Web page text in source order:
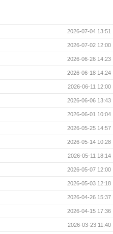
2026-07-04 13:51
2026-07-02 12:00
2026-06-26 14:23
2026-06-18 14:24
2026-06-11 12:00
2026-06-06 13:43
2026-06-01 10:04
2026-05-25 14:57
2026-05-14 10:28
2026-05-11 18:14
2026-05-07 12:00
2026-05-03 12:18
2026-04-26 15:37
2026-04-15 17:36
2026-03-23 11:40